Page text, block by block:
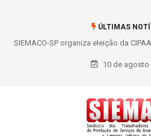
ÚLTIMAS
SIEMACO-SP organiza eleição da
Lapa e fortalece
10 de agosto